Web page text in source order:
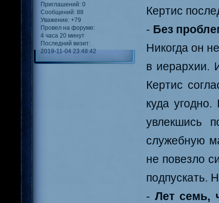
Приглашений: 0
Сообщений: 88
Уважение: +79
Провел на форуме:
4 часа 20 минут
Последний визит:
2019-11-04 23:48:42
Кертис
- Без
Никогда он
в иерархии.
Кертис
куда
увлекшись
служебную
не повезло
подпускать.
-Лет семь,